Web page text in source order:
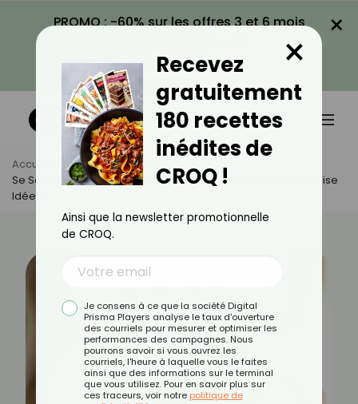
PROMO : -60% sur les offres 3 et 6 mois
VOIR LA PROMO
×
Accueil Actus
Bien-Être
Se Scotcher La Bouche Pour Mieux Dormir : Bonne Ou Mauvaise
Idée ?
Recevez
gratuitement
180 recettes
inédites de
CROQ !
×
Ainsi que la newsletter promotionnelle
de CROQ.
Je consens à ce que la société Digital
Prisma Players analyse le taux d'ouverture
des courriels pour mesurer et optimiser les
performances des campagnes. Nous
pourrons savoir si vous ouvrez les
courriels, l'heure à laquelle vous le faites
ainsi que des informations sur le terminal
que vous utilisez. Pour en savoir plus sur
ces traceurs, voir notre politique de